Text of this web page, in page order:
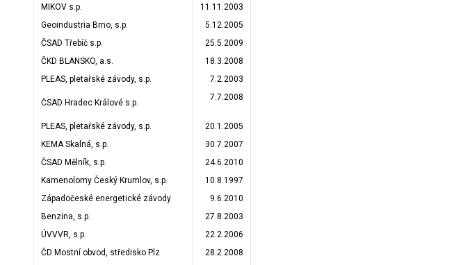
MIKOV s.p.
11.11.2003
Geoindustria Brno, s.p.
5.12.2005
ČSAD Třebíč s.p.
25.5.2009
ČKD BLANSKO, a.s.
18.3.2008
PLEAS, pletařské závody, s.p.
7.2.2003
ČSAD Hradec Králové s.p.
7.7.2008
PLEAS, pletařské závody, s.p.
20.1.2005
KEMA Skalná, s.p.
30.7.2007
ČSAD Mělník, s.p.
24.6.2010
Kamenolomy Český Krumlov, s.p.
10.8.1997
Západočeské energetické závody
9.6.2010
Benzina, s.p.
27.8.2003
ÚVVVR, s.p.
22.2.2006
ČD Mostní obvod, středisko Plz 28.2.2008